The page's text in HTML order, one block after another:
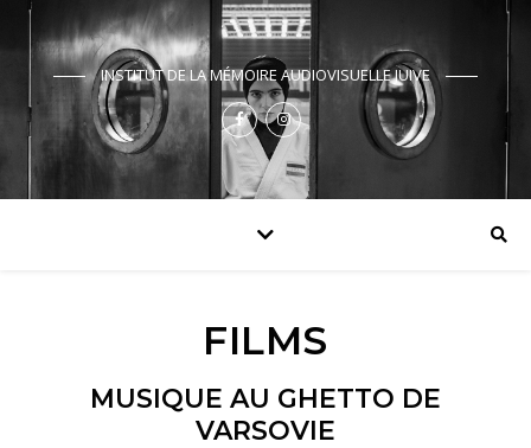
INSTITUT DE LA MÉMOIRE AUDIOVISUELLE JUIVE
FILMS
MUSIQUE AU GHETTO DE
VARSOVIE